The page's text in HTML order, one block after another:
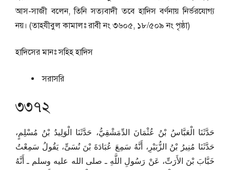
আস-সাজী বলেন, তিনি সত্যবাদী তবে হাদিস বর্ণনায় নির্ভরযোগ্য
নয়। (তাহযীবুল কামালঃ রাবী নং ৩৬০৫, ১৮/৫০৯ নং পৃষ্ঠা)
হাদিসের মানঃসহিহ হাদিস
সরাসরি
৩৩৭২
حَدَّثَنَا الْعَبَّاسُ بْنُ عُثْمَانَ الدِّمَشْقِيُّ، حَدَّثَنَا الْوَلِيدُ بْنُ مُسْلِمٍ،
حَدَّثَنَا مُنِيرُ بْنُ الزُّبَيْرِ، أَنَّهُ سَمِعَ عُبَادَةَ بْنَ نُسَىٍّ، يَقُولُ سَمِعْتُ
خَبَّابَ بْنَ الأَرَتِّ، عَنْ رَسُولِ اللَّهِ ـ صلى الله عليه وسلم ـ أَنَّهُ